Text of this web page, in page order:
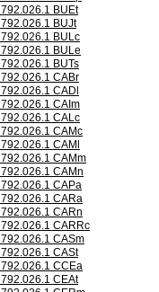
792.026.1 BUEt
792.026.1 BUJt
792.026.1 BULc
792.026.1 BULe
792.026.1 BUTs
792.026.1 CABr
792.026.1 CADl
792.026.1 CAIm
792.026.1 CALc
792.026.1 CAMc
792.026.1 CAMl
792.026.1 CAMm
792.026.1 CAMn
792.026.1 CAPa
792.026.1 CARa
792.026.1 CARn
792.026.1 CARRc
792.026.1 CASm
792.026.1 CASt
792.026.1 CCEa
792.026.1 CEAt